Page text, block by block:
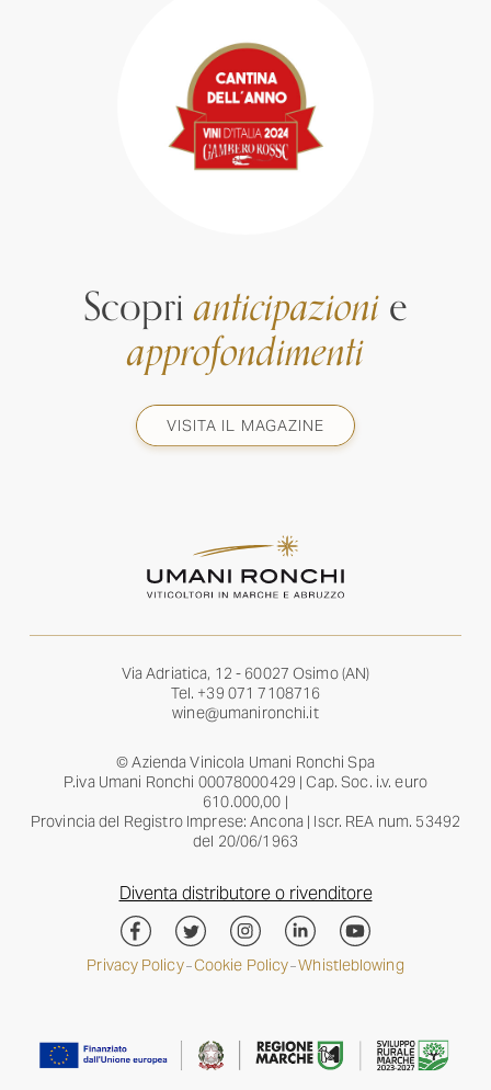
Scoprianticipazionie
approfondimenti
VISITA IL MAGAZINE
Via Adriatica, 12 - 60027 Osimo (AN)
Tel. +39 071 7108716
wine@umanironchi.it
© Azienda Vinicola Umani Ronchi Spa
P.iva Umani Ronchi 00078000429 | Cap. Soc. i.v. euro
610.000,00 |
Provincia del Registro Imprese: Ancona | Iscr. REA num. 53492
del 20/06/1963
Diventa distributore o rivenditore
Privacy Policy–Cookie Policy–Whistleblowing